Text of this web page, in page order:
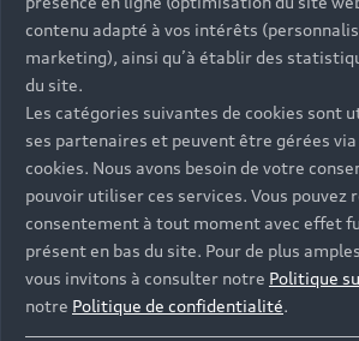
contenu adapté à vos intérêts
marketing), ainsi qu’à établir des
du site.
Les catégories suivantes de cookies sont
ses partenaires et peuvent être gérées
cookies. Nous avons besoin de votre
pouvoir utiliser ces services. Vous pouvez
consentement à tout moment avec effet
présent en bas du site. Pour de plus
vous invitons à consulter notre Politique
notre Politique de confidentialité.